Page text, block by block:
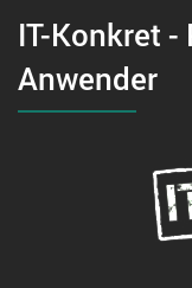
IT-Konkret
Anwender